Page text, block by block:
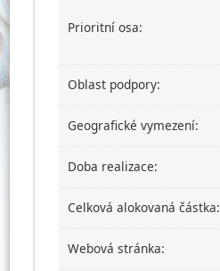
Prioritní osa:
Oblast podpory:
Geografické vymezení:
Doba realizace:
Celková alokovaná částka:
Webová stránka: